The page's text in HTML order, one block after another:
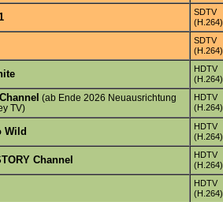
SDTV
(H.264)
SDTV
(H.264)
HDTV
(H.264)
(ab Ende 2026 Neuausrichtung
TV)
HDTV
(H.264)
Wild
HDTV
(H.264)
Channel
HDTV
(H.264)
HDTV
(H.264)